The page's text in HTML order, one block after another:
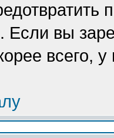
Если вы
всего,